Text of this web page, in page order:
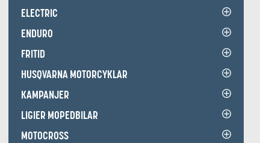
ELECTRIC
ENDURO
FRITID
HUSQVARNA MOTORCYKLAR
KAMPANJER
LIGIER MOPEDBILAR
MOTOCROSS